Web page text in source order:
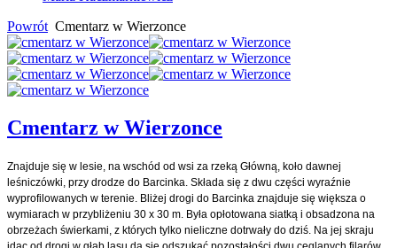
Powrót Cmentarz w Wierzonce
Cmentarz w Wierzonce
Znajduje się w lesie, na wschód od wsi za rzeką Główną, koło dawnej
leśniczówki, przy drodze do Barcinka. Składa się z dwu części wyraźnie
wyprofilowanych w terenie. Bliżej drogi do Barcinka znajduje się większa o
wymiarach w przybliżeniu 30 x 30 m. Była opłotowana siatką i obsadzona na
obrzeżach świerkami, z których tylko nieliczne dotrwały do dziś. Na jej skraju